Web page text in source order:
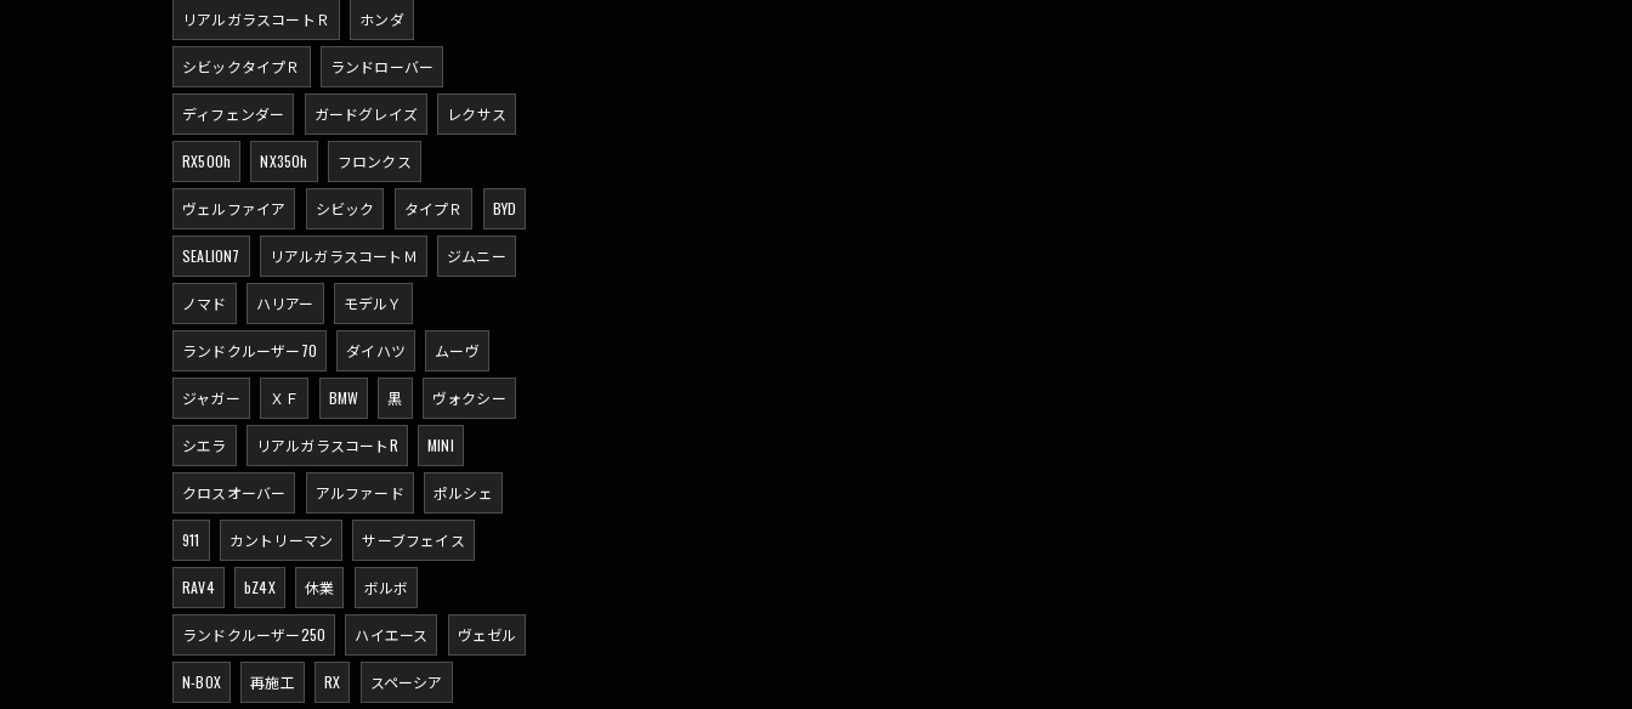
リアルガラスコートＲ ホンダ
シビックタイプＲ ランドローバー
ディフェンダー ガードグレイズ レクサス
RX500h NX350h フロンクス
ヴェルファイア シビック タイプＲ BYD
SEALION7 リアルガラスコートＭ ジムニー
ノマド ハリアー モデルＹ
ランドクルーザー70 ダイハツ ムーヴ
ジャガー ＸＦ BMW 黒 ヴォクシー
シエラ リアルガラスコートR MINI
クロスオーバー アルファード ポルシェ
911 カントリーマン サーブフェイス
RAV4 bZ4X 休業 ボルボ
ランドクルーザー250 ハイエース ヴェゼル
N-BOX 再施工 RX スペーシア